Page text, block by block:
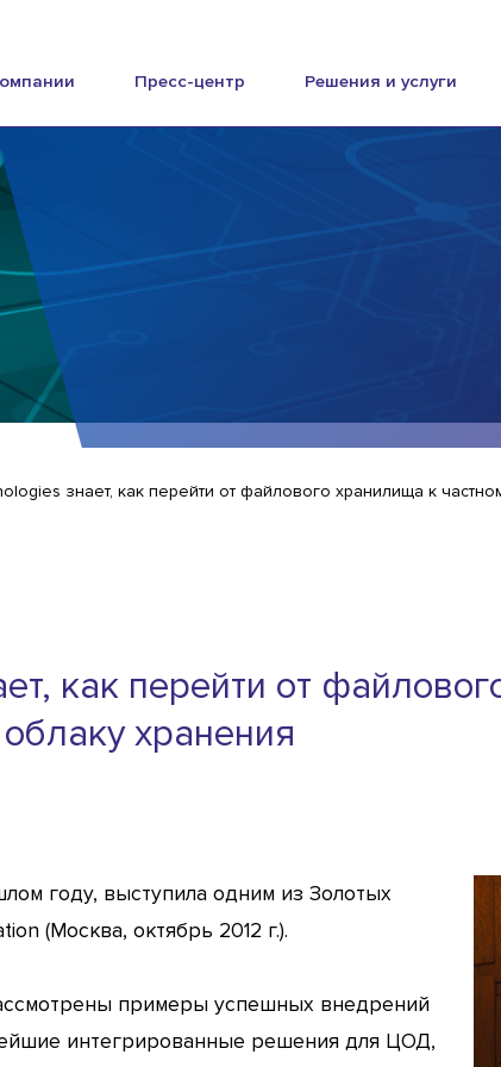
Пресс-центр Решения и услуги
знает, как перейти от файлового хранилища к
как перейти от
хранения
году, выступила одним из Золотых
(Москва, октябрь 2012 г.).
примеры успешных внедрений
интегрированные решения для ЦОД,